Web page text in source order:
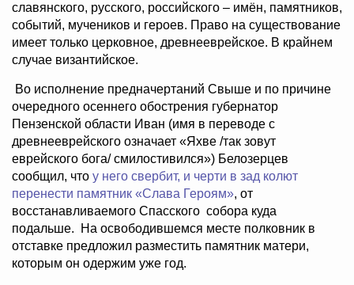
славянского, русского, российского – имён, памятников,
событий, мучеников и героев. Право на существование
имеет только церковное, древнееврейское. В крайнем
случае византийское.
Во исполнение предначертаний Свыше и по причине
очередного осеннего обострения губернатор
Пензенской области Иван (имя в переводе с
древнееврейского означает «Яхве /так зовут
еврейского бога/ смилостивился») Белозерцев
сообщил, что у него свербит, и черти в зад колют
перенести памятник «Слава Героям», от
восстанавливаемого Спасского собора куда
подальше. На освободившемся месте полковник в
отставке предложил разместить памятник матери,
которым он одержим уже год.